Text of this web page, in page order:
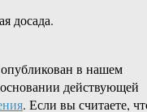
досада.
в нашем
действующей
. Если вы считаете,